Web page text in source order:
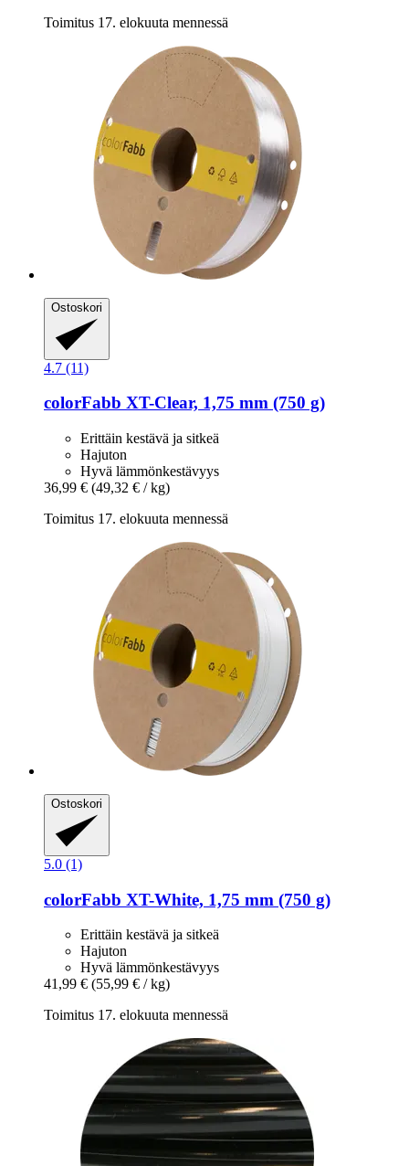
Toimitus 17. elokuuta mennessä
Ostoskori
4.7 (11)
colorFabb XT-​Clear, 1,75 mm (750 g)
Erittäin kestävä ja sitkeä
Hajuton
Hyvä lämmönkestävyys
36,99 € (49,32 € / kg)
Toimitus 17. elokuuta mennessä
Ostoskori
5.0 (1)
colorFabb XT-​White, 1,75 mm (750 g)
Erittäin kestävä ja sitkeä
Hajuton
Hyvä lämmönkestävyys
41,99 € (55,99 € / kg)
Toimitus 17. elokuuta mennessä